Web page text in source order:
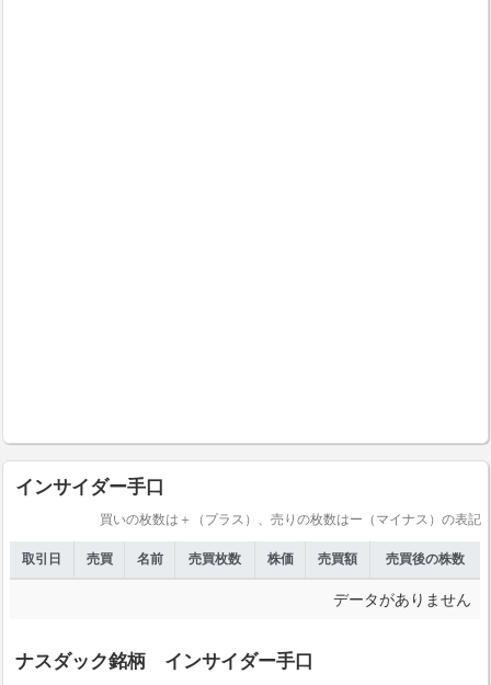
インサイダー手口
買いの枚数は＋（プラス）、売りの枚数はー（マイナス）の表記
取引日 売買 名前 売買枚数 株価 売買額 売買後の株数
データがありません
ナスダック銘柄 インサイダー手口